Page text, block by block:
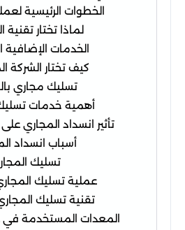
الخطوات الرئيسية
لماذا تختار
الخدمات
كيف تختار الشركة
تسليك مجاري
أهمية خدمات
تأثير انسداد المجاري على
أسباب انسداد
تسليك
عملية تسليك
تقنية تسليك
المعدات المستخدمة في